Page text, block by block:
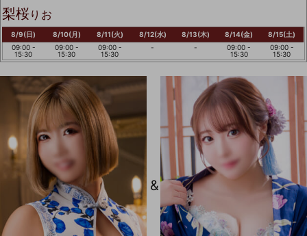
梨桜りお
8/9(日)
09:00 -
15:30
8/10(月)
09:00 -
15:30
8/11(火)
09:00 -
15:30
8/12(水)
-
8/13(木)
-
8/14(金)
09:00 -
15:30
8/15(土)
09:00 -
15:30
&